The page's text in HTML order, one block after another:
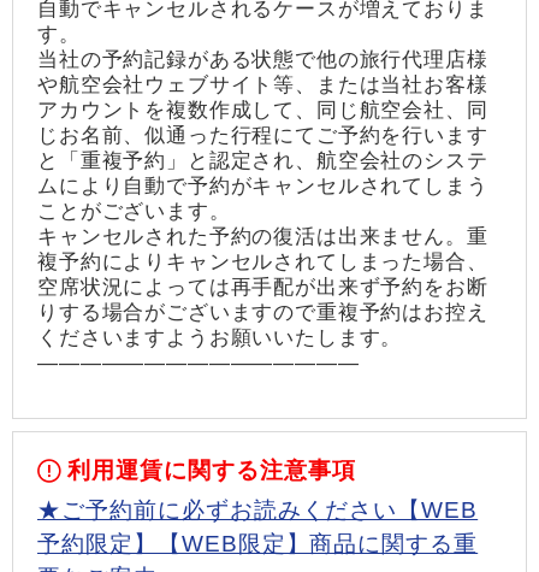
自動でキャンセルされるケースが増えておりま
す。
当社の予約記録がある状態で他の旅行代理店様
や航空会社ウェブサイト等、または当社お客様
アカウントを複数作成して、同じ航空会社、同
じお名前、似通った行程にてご予約を行います
と「重複予約」と認定され、航空会社のシステ
ムにより自動で予約がキャンセルされてしまう
ことがございます。
キャンセルされた予約の復活は出来ません。重
複予約によりキャンセルされてしまった場合、
空席状況によっては再手配が出来ず予約をお断
りする場合がございますので重複予約はお控え
くださいますようお願いいたします。
―――――――――――――――
利用運賃に関する注意事項
★ご予約前に必ずお読みください【WEB
予約限定】【WEB限定】商品に関する重